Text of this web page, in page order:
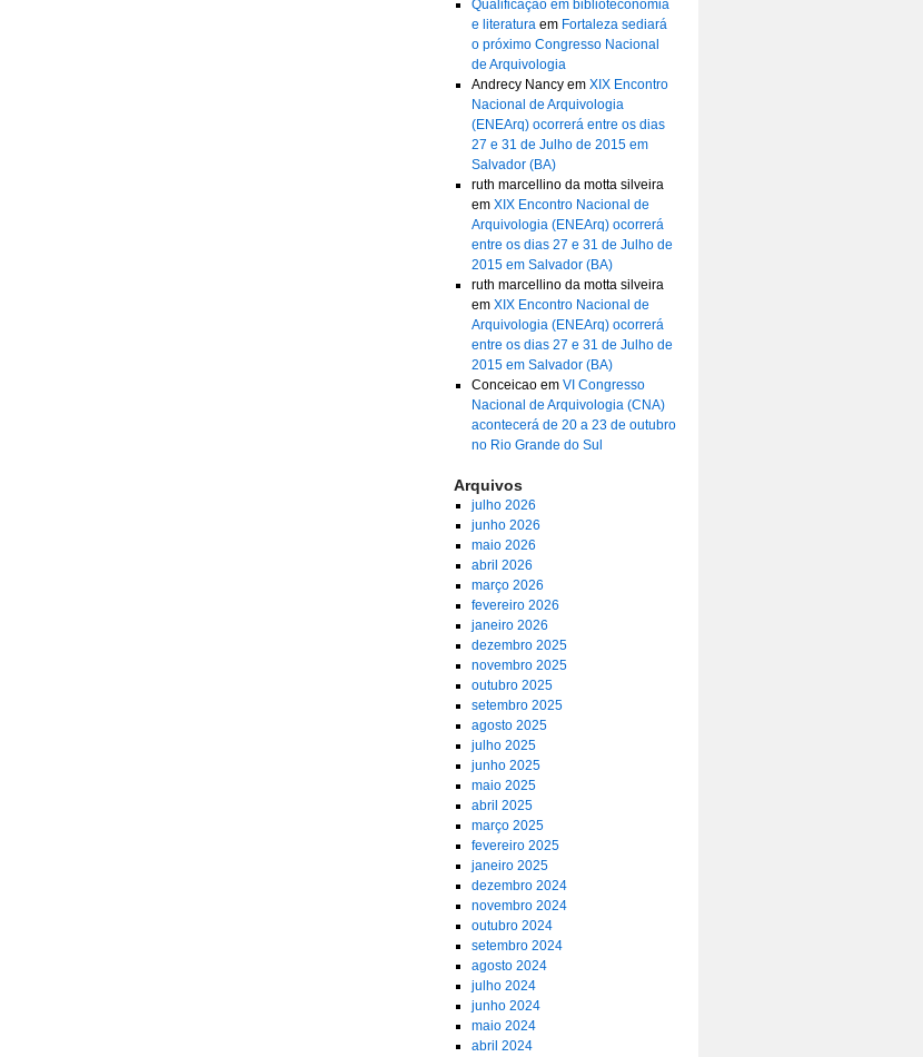
Qualificação em biblioteconomia
e literaturaem Fortaleza sediará
o próximo Congresso Nacional
de Arquivologia
Andrecy Nancyem XIX Encontro
Nacional de Arquivologia
(ENEArq) ocorrerá entre os dias
27 e 31 de Julho de 2015 em
Salvador (BA)
ruth marcellino da motta silveira
em XIX Encontro Nacional de
Arquivologia (ENEArq) ocorrerá
entre os dias 27 e 31 de Julho de
2015 em Salvador (BA)
ruth marcellino da motta silveira
em XIX Encontro Nacional de
Arquivologia (ENEArq) ocorrerá
entre os dias 27 e 31 de Julho de
2015 em Salvador (BA)
Conceicaoem VI Congresso
Nacional de Arquivologia (CNA)
acontecerá de 20 a 23 de outubro
no Rio Grande do Sul
Arquivos
julho 2026
junho 2026
maio 2026
abril 2026
março 2026
fevereiro 2026
janeiro 2026
dezembro 2025
novembro 2025
outubro 2025
setembro 2025
agosto 2025
julho 2025
junho 2025
maio 2025
abril 2025
março 2025
fevereiro 2025
janeiro 2025
dezembro 2024
novembro 2024
outubro 2024
setembro 2024
agosto 2024
julho 2024
junho 2024
maio 2024
abril 2024